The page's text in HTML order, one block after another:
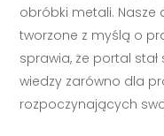
obróbki metali. Nasze
tworzone z myślą o
sprawia, że portal
wiedzy zarówno dla
rozpoczynających